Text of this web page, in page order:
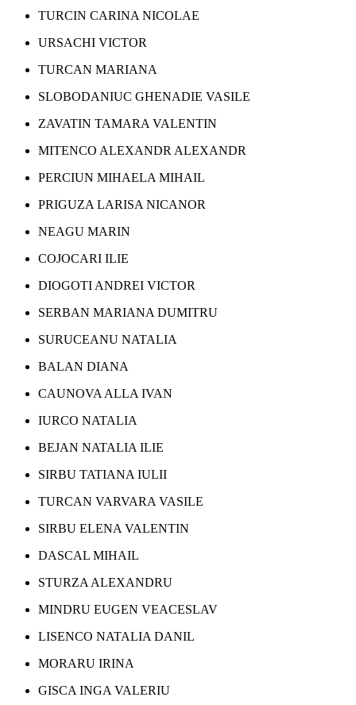
TURCIN CARINA NICOLAE
URSACHI VICTOR
TURCAN MARIANA
SLOBODANIUC GHENADIE VASILE
ZAVATIN TAMARA VALENTIN
MITENCO ALEXANDR ALEXANDR
PERCIUN MIHAELA MIHAIL
PRIGUZA LARISA NICANOR
NEAGU MARIN
COJOCARI ILIE
DIOGOTI ANDREI VICTOR
SERBAN MARIANA DUMITRU
SURUCEANU NATALIA
BALAN DIANA
CAUNOVA ALLA IVAN
IURCO NATALIA
BEJAN NATALIA ILIE
SIRBU TATIANA IULII
TURCAN VARVARA VASILE
SIRBU ELENA VALENTIN
DASCAL MIHAIL
STURZA ALEXANDRU
MINDRU EUGEN VEACESLAV
LISENCO NATALIA DANIL
MORARU IRINA
GISCA INGA VALERIU